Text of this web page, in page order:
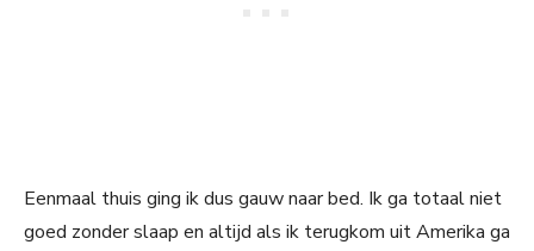
Eenmaal thuis ging ik dus gauw naar bed. Ik ga totaal niet
goed zonder slaap en altijd als ik terugkom uit Amerika ga